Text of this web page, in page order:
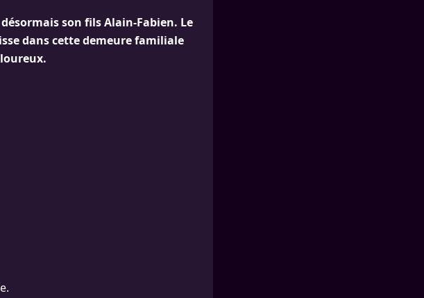
son fils Alain-Fabien. Le
dans cette demeure familiale